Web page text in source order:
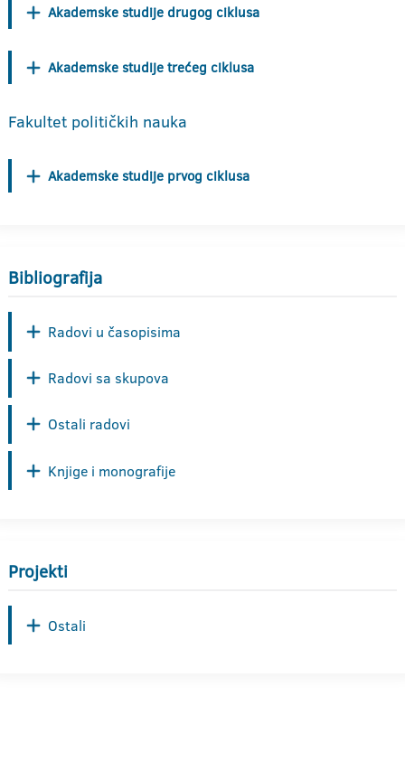
Akademske studije drugog ciklusa
Akademske studije trećeg ciklusa
Fakultet političkih nauka
Akademske studije prvog ciklusa
Bibliografija
Radovi u časopisima
Radovi sa skupova
Ostali radovi
Knjige i monografije
Projekti
Ostali